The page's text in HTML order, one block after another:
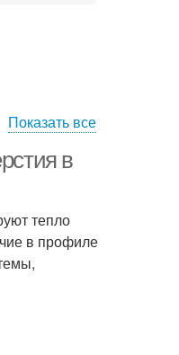
Показать все
в
тепло
в профиле